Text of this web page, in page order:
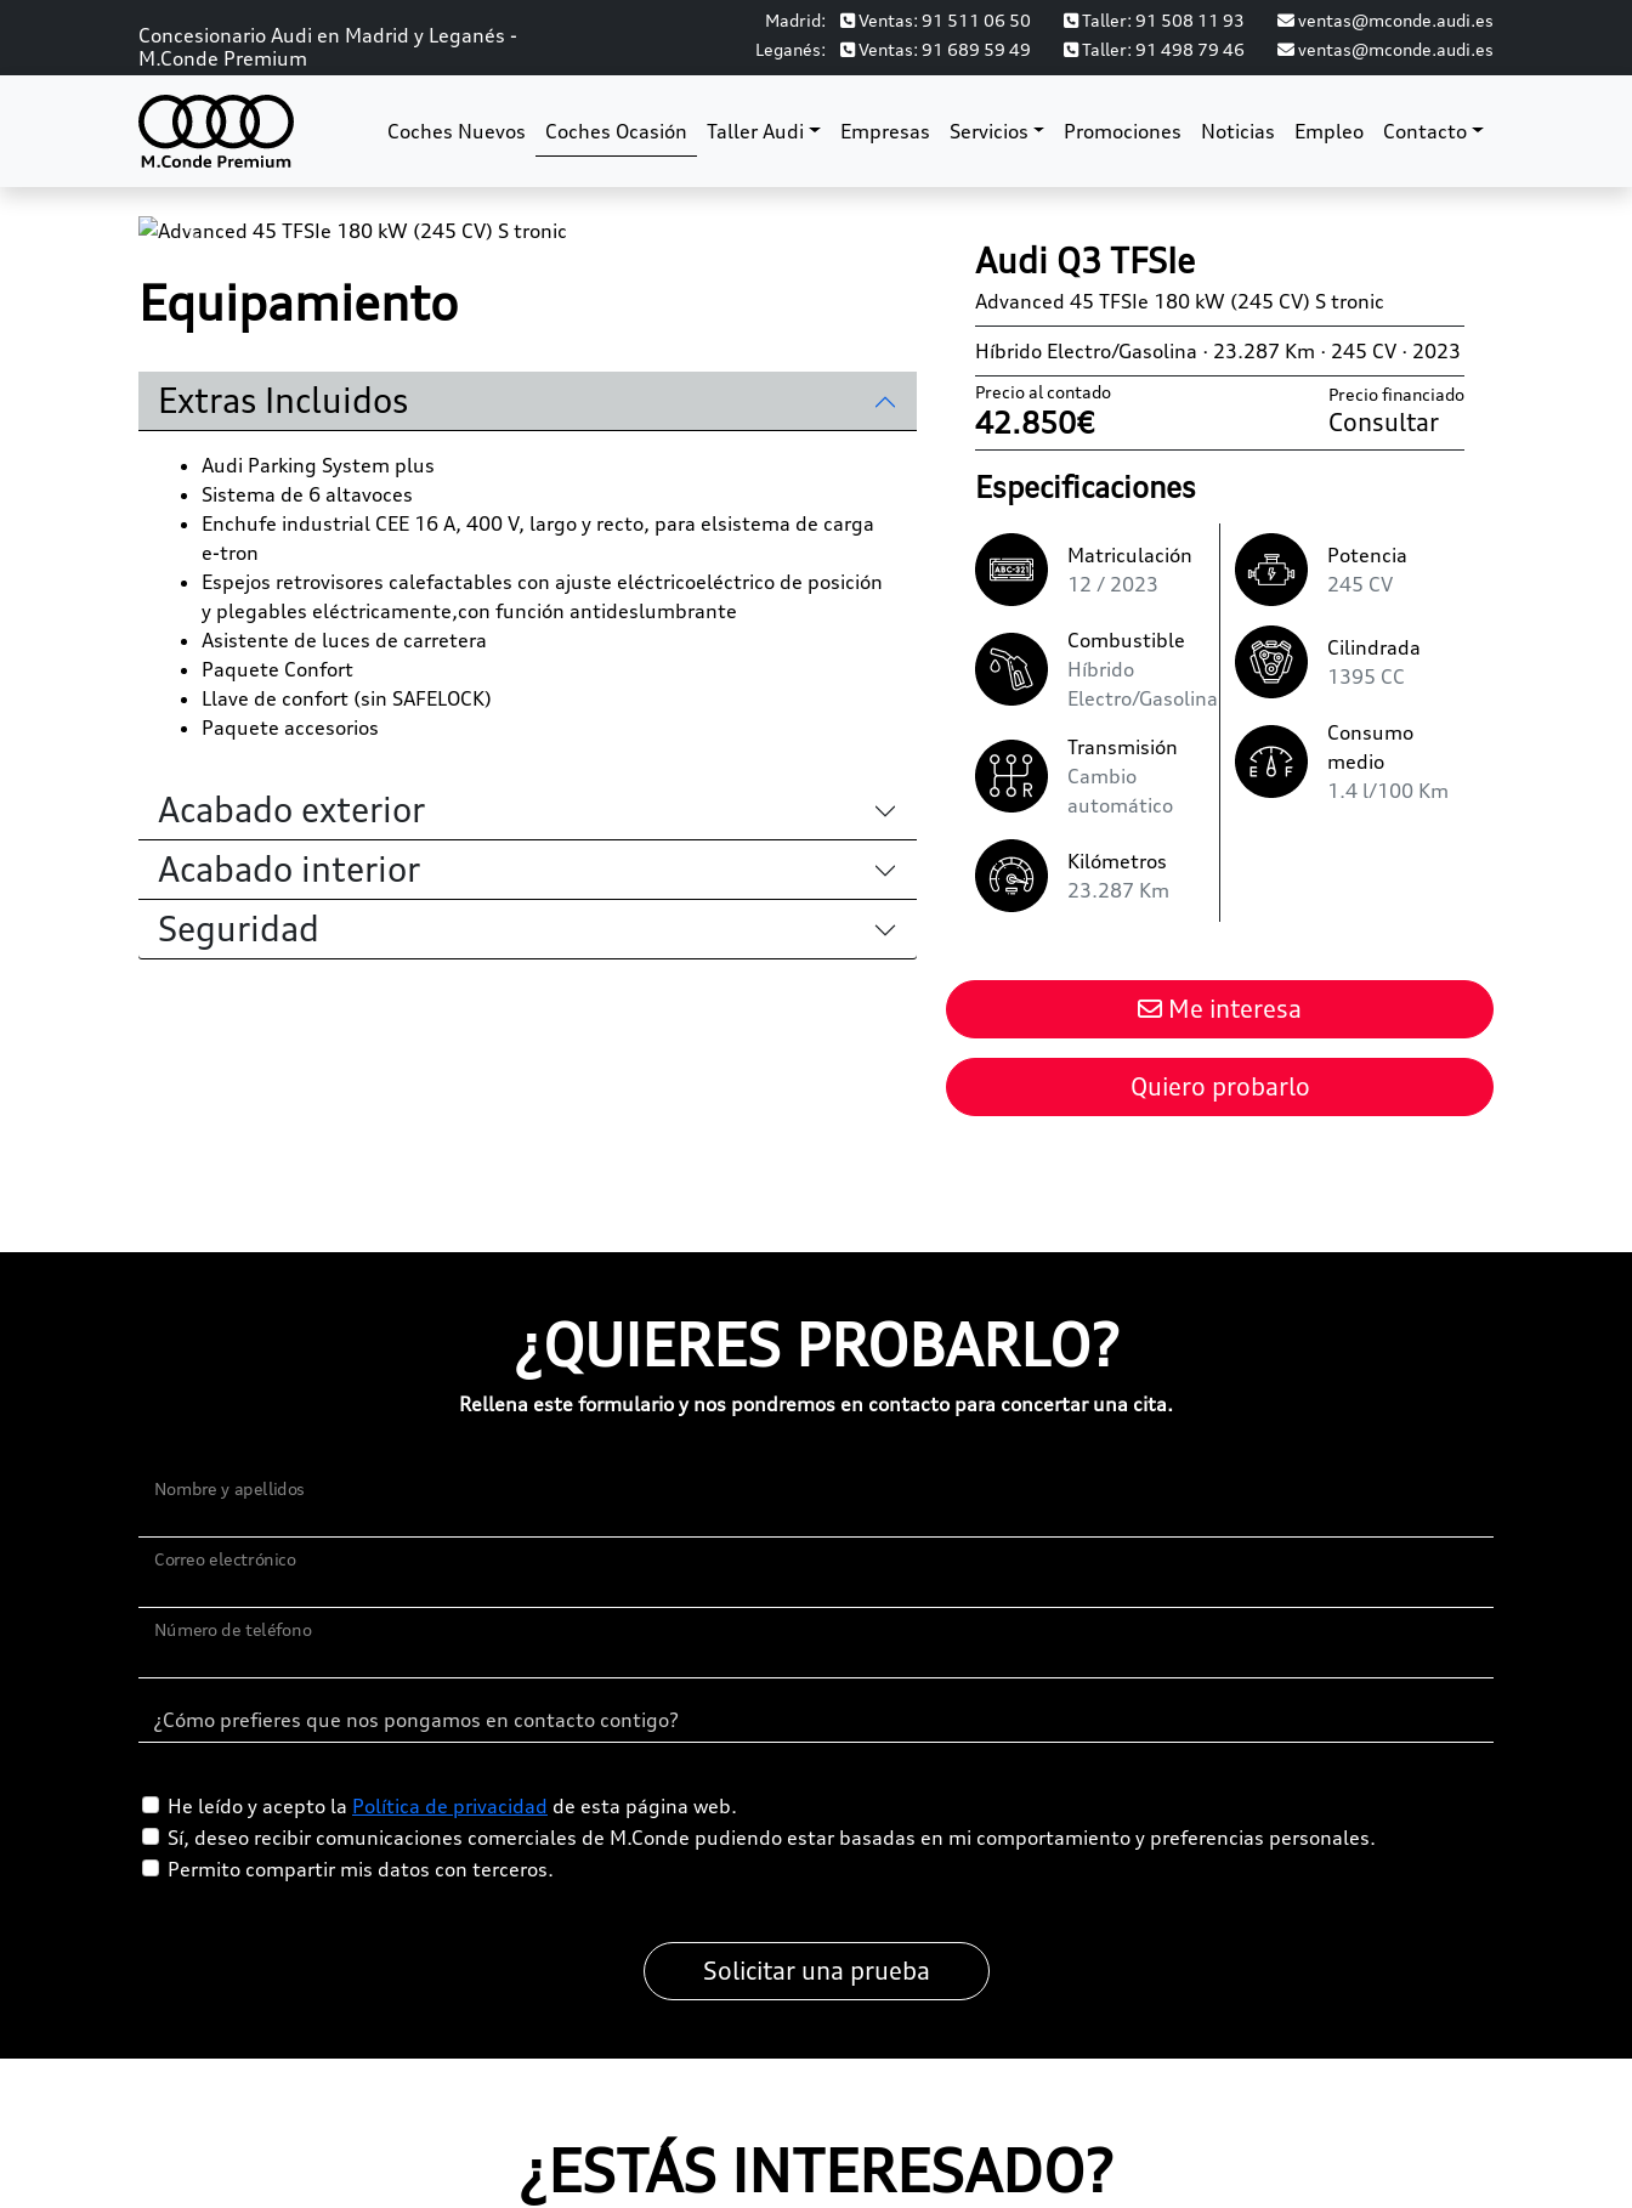
Concesionario Audi en Madrid y Leganés -
M.Conde Premium
Madrid: Ventas: 91 511 06 50 Taller: 91 508 11 93
ventas@mconde.audi.es
Leganés:
Ventas: 91 689 59 49 Taller: 91 498 79 46 ventas@mconde.audi.es
Coches Nuevos Coches Ocasión Taller Audi Empresas Servicios Promociones Noticias Empleo Contacto
Previous
Equipamiento
Extras Incluidos
Audi Parking System plus
Sistema de 6 altavoces
Enchufe industrial CEE 16 A, 400 V, largo y recto, para elsistema de carga
e-tron
Espejos retrovisores calefactables con ajuste eléctricoeléctrico de posición
y plegables eléctricamente,con función antideslumbrante
Asistente de luces de carretera
Paquete Confort
Llave de confort (sin SAFELOCK)
Paquete accesorios
Acabado exterior
Acabado interior
Seguridad
Audi Q3 TFSIe
Advanced 45 TFSIe 180 kW (245 CV) S tronic
Híbrido Electro/Gasolina · 23.287 Km · 245 CV · 2023
Precio al contado
42.850€
Precio financiado
Consultar
Especificaciones
Matriculación
12 / 2023
Combustible
Híbrido
Electro/Gasolina
Transmisión
Cambio
automático
Kilómetros
23.287 Km
Potencia
245 CV
Cilindrada
1395 CC
Consumo
medio
1.4 l/100 Km
Me interesa
Quiero probarlo
¿QUIERES PROBARLO?
Rellena este formulario y nos pondremos en contacto para concertar una cita.
Nombre y apellidos
Correo electrónico
Número de teléfono
He leído y acepto la Política de privacidad de esta página web.
Sí, deseo recibir comunicaciones comerciales de M.Conde pudiendo estar basadas en mi comportamiento y preferencias personales.
Permito compartir mis datos con terceros.
¿ESTÁS INTERESADO?